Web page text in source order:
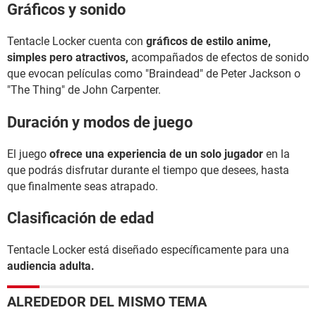
Gráficos y sonido
Tentacle Locker cuenta con gráficos de estilo anime,
simples pero atractivos, acompañados de efectos de sonido
que evocan películas como "Braindead" de Peter Jackson o
"The Thing" de John Carpenter.
Duración y modos de juego
El juego ofrece una experiencia de un solo jugador en la
que podrás disfrutar durante el tiempo que desees, hasta
que finalmente seas atrapado.
Clasificación de edad
Tentacle Locker está diseñado específicamente para una
audiencia adulta.
ALREDEDOR DEL MISMO TEMA